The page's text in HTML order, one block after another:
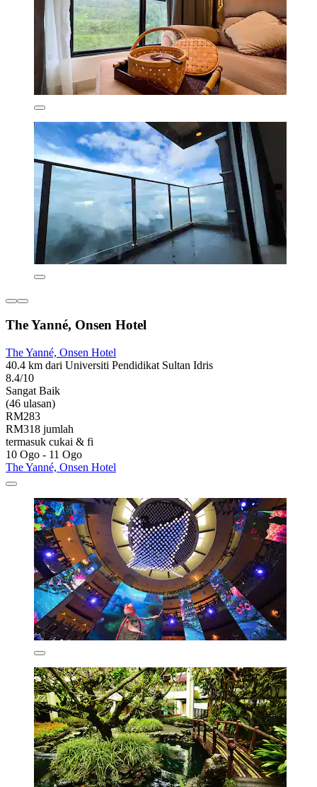
The Yanné, Onsen Hotel
The Yanné, Onsen Hotel
40.4 km dari Universiti Pendidikat Sultan Idris
8.4/10
Sangat Baik
(46 ulasan)
RM283
RM318 jumlah
termasuk cukai & fi
10 Ogo - 11 Ogo
The Yanné, Onsen Hotel